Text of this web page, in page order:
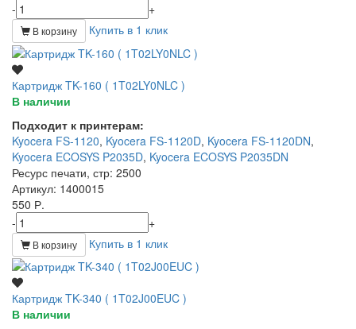
-
+
В корзину Купить в 1 клик
Картридж TK-160 ( 1T02LY0NLC )
В наличии
Подходит к принтерам:
Kyocera FS-1120, Kyocera FS-1120D, Kyocera FS-1120DN,
Kyocera ECOSYS P2035D, Kyocera ECOSYS P2035DN
Ресурс печати, стр: 2500
Артикул: 1400015
550 Р.
-
+
В корзину Купить в 1 клик
Картридж TK-340 ( 1T02J00EUC )
В наличии